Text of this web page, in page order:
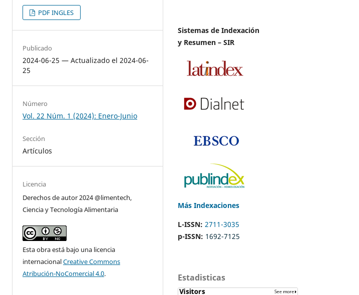
PDF INGLES
Publicado
2024-06-25 — Actualizado el 2024-06-
25
Número
Vol. 22 Núm. 1 (2024): Enero-Junio
Sección
Artículos
Licencia
Derechos de autor 2024 @limentech,
Ciencia y Tecnología Alimentaria
Esta obra está bajo una licencia
internacionalCreative Commons
Atribución-NoComercial 4.0.
Sistemas de Indexación
y Resumen – SIR
Más Indexaciones
L-ISSN: 2711-3035
p-ISSN: 1692-7125
Estadisticas